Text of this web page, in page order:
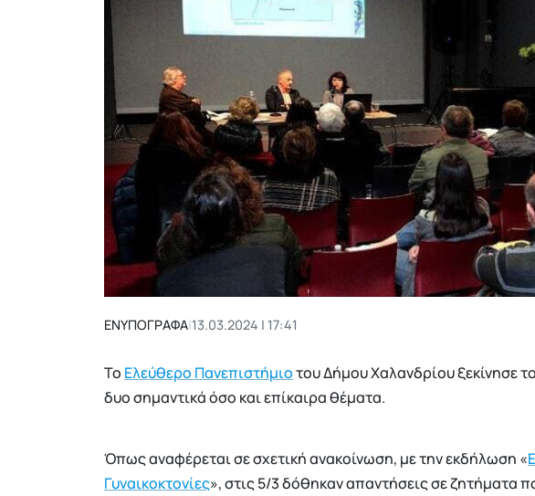
ΕΝΥΠΟΓΡΑΦΑ|13.03.2024 | 17:41
Το Ελεύθερο Πανεπιστήμιοτου Δήμου Χαλανδρίου ξεκίνησε
δυο σημαντικά όσο και επίκαιρα θέματα.
Όπως αναφέρεται σε σχετική ανακοίνωση, με την εκδήλωση «
Γυναικοκτονίες», στις 5/3 δόθηκαν απαντήσεις σε ζητήματα